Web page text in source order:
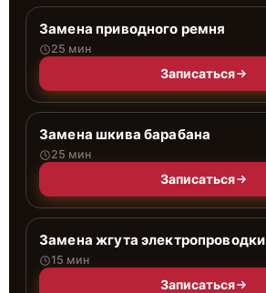
Замена приводного ремня
25 мин
Записаться
Замена шкива барабана
25 мин
Записаться
Замена жгута электропроводки
15 мин
Записаться